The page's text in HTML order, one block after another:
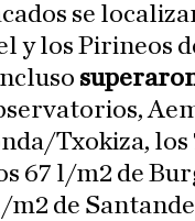
se
y los Pirineos
Txokiza, los
67 l/m2 de
m2 de